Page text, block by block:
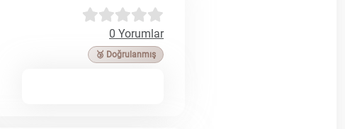
0 Yorumlar
🥉 Doğrulanmış